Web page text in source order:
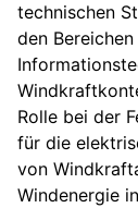
technischen
den
Rolle bei der
für die
von
Windenergie